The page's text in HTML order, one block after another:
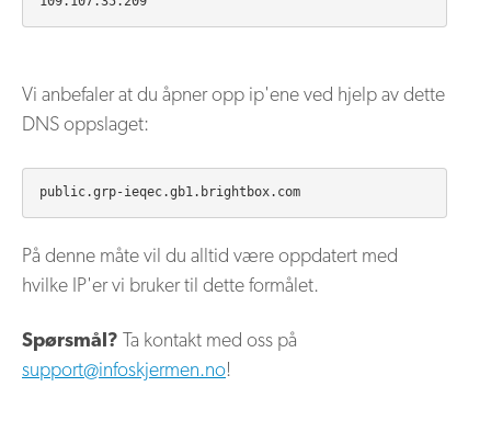
Vi anbefaler at du åpner opp ip'ene ved hjelp av dette
DNS oppslaget:
På denne måte vil du alltid være oppdatert med
hvilke IP'er vi bruker til dette formålet.
Spørsmål? Ta kontakt med oss på
support@infoskjermen.no!